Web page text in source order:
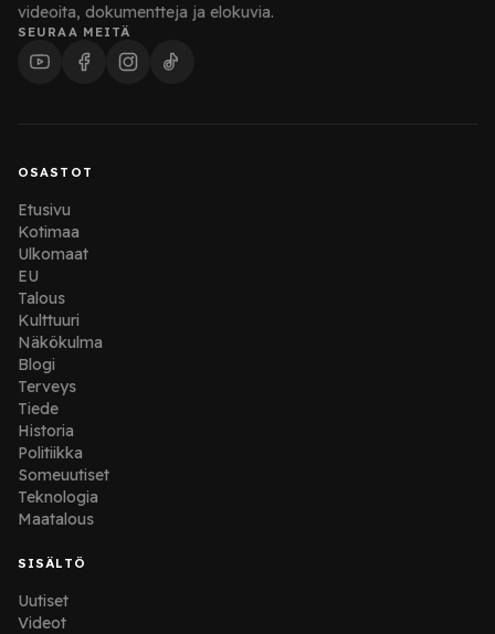
videoita, dokumentteja ja elokuvia.
SEURAA MEITÄ
OSASTOT
Etusivu
Kotimaa
Ulkomaat
EU
Talous
Kulttuuri
Näkökulma
Blogi
Terveys
Tiede
Historia
Politiikka
Someuutiset
Teknologia
Maatalous
SISÄLTÖ
Uutiset
Videot